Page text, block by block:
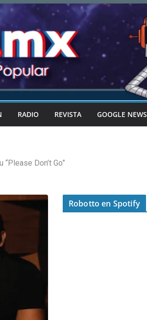
RADIO REVISTA GOOGLE NEWS
Don’t Go”
Robotto en Spotify